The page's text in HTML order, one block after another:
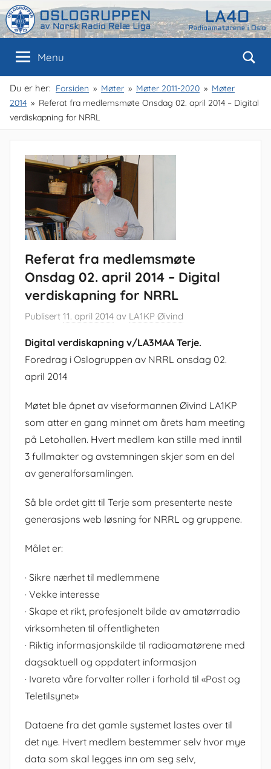
Skip
to
content
Oslogruppen
av
NRRL
Oslo
Menu
Du er her: Forsiden Møter Møter 2011-2020
Møter
2014
Referat fra medlemsmøte Onsdag 02. april 2014 – Digital
verdiskapning for NRRL
Referat fra medlemsmøte
Onsdag 02. april 2014 – Digital
verdiskapning for NRRL
Publisert 11. april 2014 av LA1KP Øivind
Digital verdiskapning v/LA3MAA Terje.
Foredrag i Oslogruppen av NRRL onsdag 02.
april 2014
Møtet ble åpnet av viseformannen Øivind LA1KP
som atter en gang minnet om årets ham meeting
på Letohallen. Hvert medlem kan stille med inntil
3 fullmakter og avstemningen skjer som en del
av generalforsamlingen.
Så ble ordet gitt til Terje som presenterte neste
generasjons web løsning for NRRL og gruppene.
Målet er:
· Sikre nærhet til medlemmene
· Vekke interesse
· Skape et rikt, profesjonelt bilde av amatørradio
virksomheten til offentligheten
· Riktig informasjonskilde til radioamatørene med
dagsaktuell og oppdatert informasjon
· Ivareta våre forvalter roller i forhold til «Post og
Teletilsynet»
Dataene fra det gamle systemet lastes over til
det nye. Hvert medlem bestemmer selv hvor mye
data som skal legges inn om seg selv,